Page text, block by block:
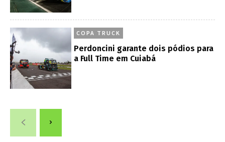
COPA TRUCK
Perdoncini garante dois pódios para
a Full Time em Cuiabá